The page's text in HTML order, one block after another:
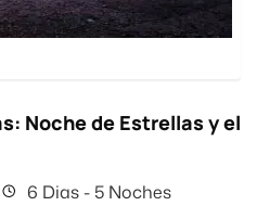
Noche de Estrellas y el
6 Dias - 5 Noches